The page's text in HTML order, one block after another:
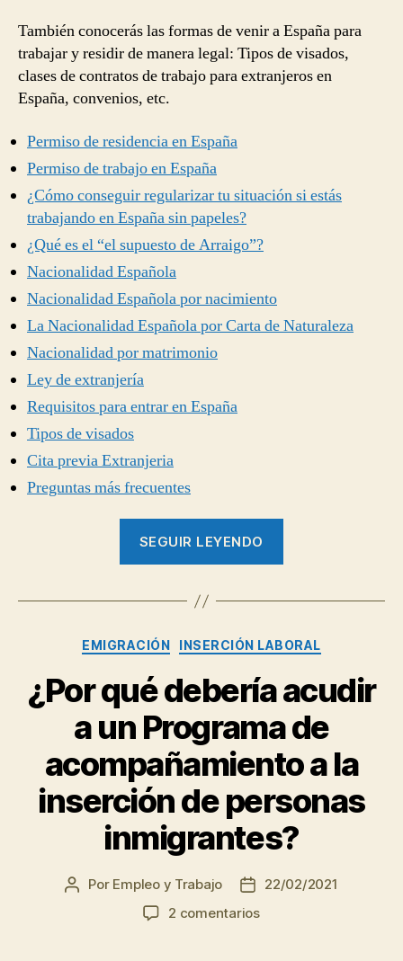
También conocerás las formas de venir a España para
trabajar y residir de manera legal: Tipos de visados,
clases de contratos de trabajo para extranjeros en
España, convenios, etc.
Permiso de residencia en España
Permiso de trabajo en España
¿Cómo conseguir regularizar tu situación si estás
trabajando en España sin papeles?
¿Qué es el “el supuesto de Arraigo”?
Nacionalidad Española
Nacionalidad Española por nacimiento
La Nacionalidad Española por Carta de Naturaleza
Nacionalidad por matrimonio
Ley de extranjería
Requisitos para entrar en España
Tipos de visados
Cita previa Extranjeria
Preguntas más frecuentes
SEGUIR LEYENDO
permiso
trabajo
España
y
nacionalidad
española”
Categorías
EMIGRACIÓN INSERCIÓN LABORAL
¿Por qué debería acudir
a un Programa de
acompañamiento a la
inserción de personas
inmigrantes?
Autor
Por Empleo y Trabajo
Fecha22/02/2021
2 comentariosen